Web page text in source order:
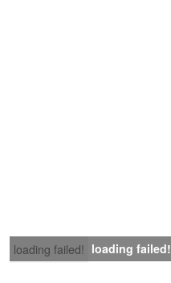
loading failed! loading failed!